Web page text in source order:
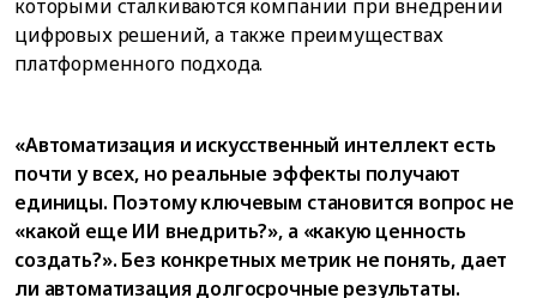
которыми сталкиваются компании при внедрении
цифровых решений, а также преимуществах
платформенного подхода.
«Автоматизация и искусственный интеллект есть
почти у всех, но реальные эффекты получают
единицы. Поэтому ключевым становится вопрос не
«какой еще ИИ внедрить?», а «какую ценность
создать?». Без конкретных метрик не понять, дает
ли автоматизация долгосрочные результаты.